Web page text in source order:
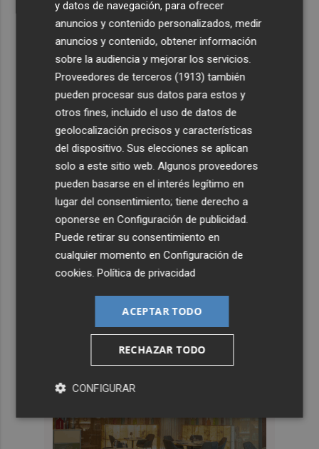
y datos de navegación, para ofrecer
anuncios y contenido personalizados, medir
anuncios y contenido, obtener información
sobre la audiencia y mejorar los servicios.
Proveedores de terceros (1913) también
pueden procesar sus datos para estos y
otros fines, incluido el uso de datos de
geolocalización precisos y características
del dispositivo. Sus elecciones se aplican
solo a este sitio web. Algunos proveedores
pueden basarse en el interés legítimo en
lugar del consentimiento; tiene derecho a
oponerse enConfiguración de publicidad
Puede retirar su consentimiento en
cualquier momento enConfiguración de
cookies .Política de privacidad
ACEPTAR TODO
RECHAZAR TODO
CONFIGURAR